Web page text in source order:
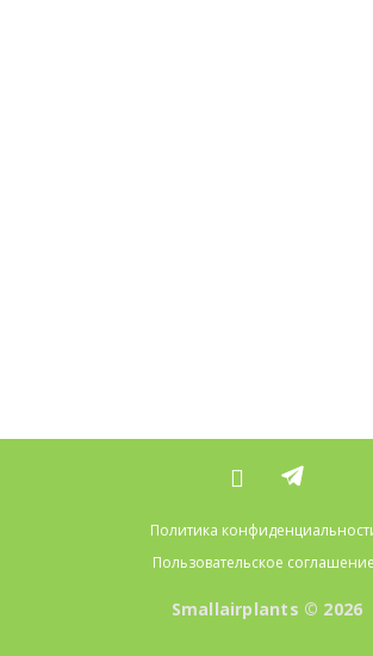
Политика
Пользовательское соглашение
Smallairplants © 2026